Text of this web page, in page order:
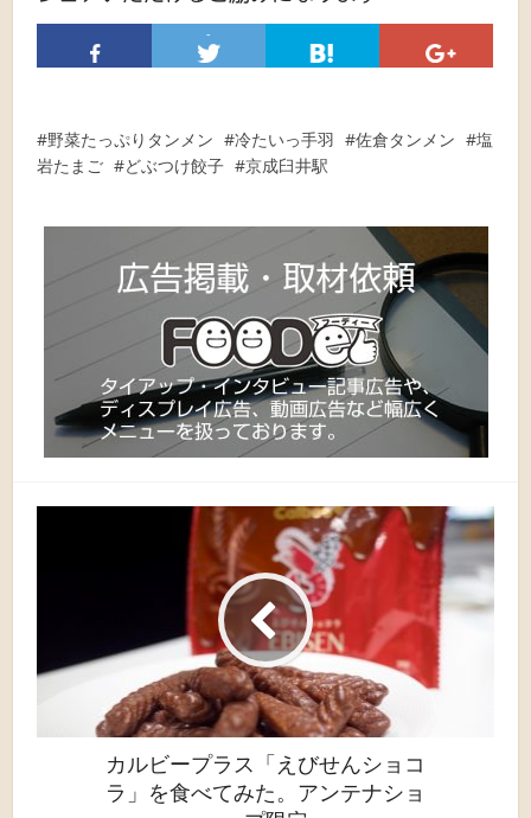
-
野菜たっぷりタンメン 冷たいっ手羽 佐倉タンメン
塩
岩たまご
どぶつけ餃子 京成臼井駅
カルビープラス「えびせんショコ
ラ」を食べてみた。アンテナショ